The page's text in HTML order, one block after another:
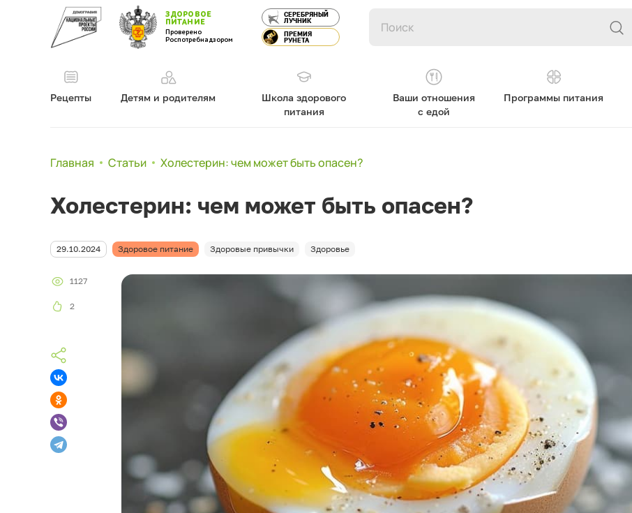
ЗДОРОВОЕ
ПИТАНИЕ
Проверено
Роспотребнадзором
СЕРЕБРЯНЫЙ
ЛУЧНИК
ПРЕМИЯ
РУНЕТА
Рецепты Детям и родителям
Школа здорового
питания
Ваши отношения
с едой
Программы питания
Главная Статьи Холестерин: чем может быть опасен?
Холестерин: чем может быть опасен?
29.10.2024 Здоровое питание Здоровые привычки Здоровье
1127
2